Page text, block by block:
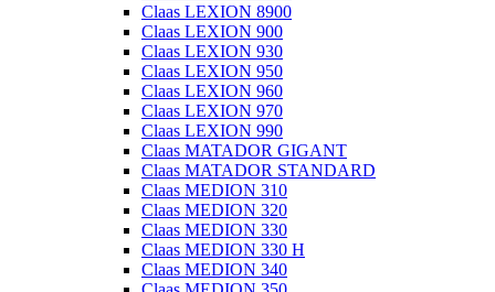
Claas LEXION 8900
Claas LEXION 900
Claas LEXION 930
Claas LEXION 950
Claas LEXION 960
Claas LEXION 970
Claas LEXION 990
Claas MATADOR GIGANT
Claas MATADOR STANDARD
Claas MEDION 310
Claas MEDION 320
Claas MEDION 330
Claas MEDION 330 H
Claas MEDION 340